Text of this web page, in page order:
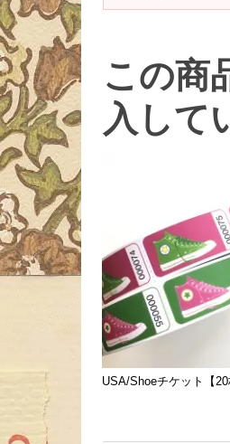
この商
入して
USA/Shoeチケット【20